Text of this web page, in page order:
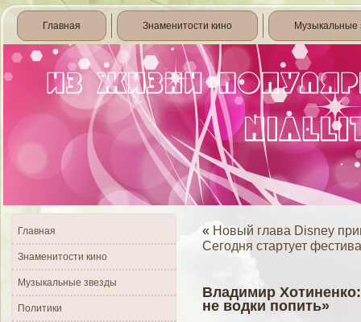
Главная Знаменитости кино Музыкальные
Главная
Знаменитости кино
Музыкальные звезды
Политики
« Новый глава Disney
Сегодня стартует
Владимир
не водки попить»